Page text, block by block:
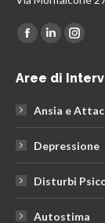
Find us on:
Facebook
opens
in
window
Linkedin
opens
window
opens
window
Aree di
Ansia e
Depressione
Disturbi
Autostima